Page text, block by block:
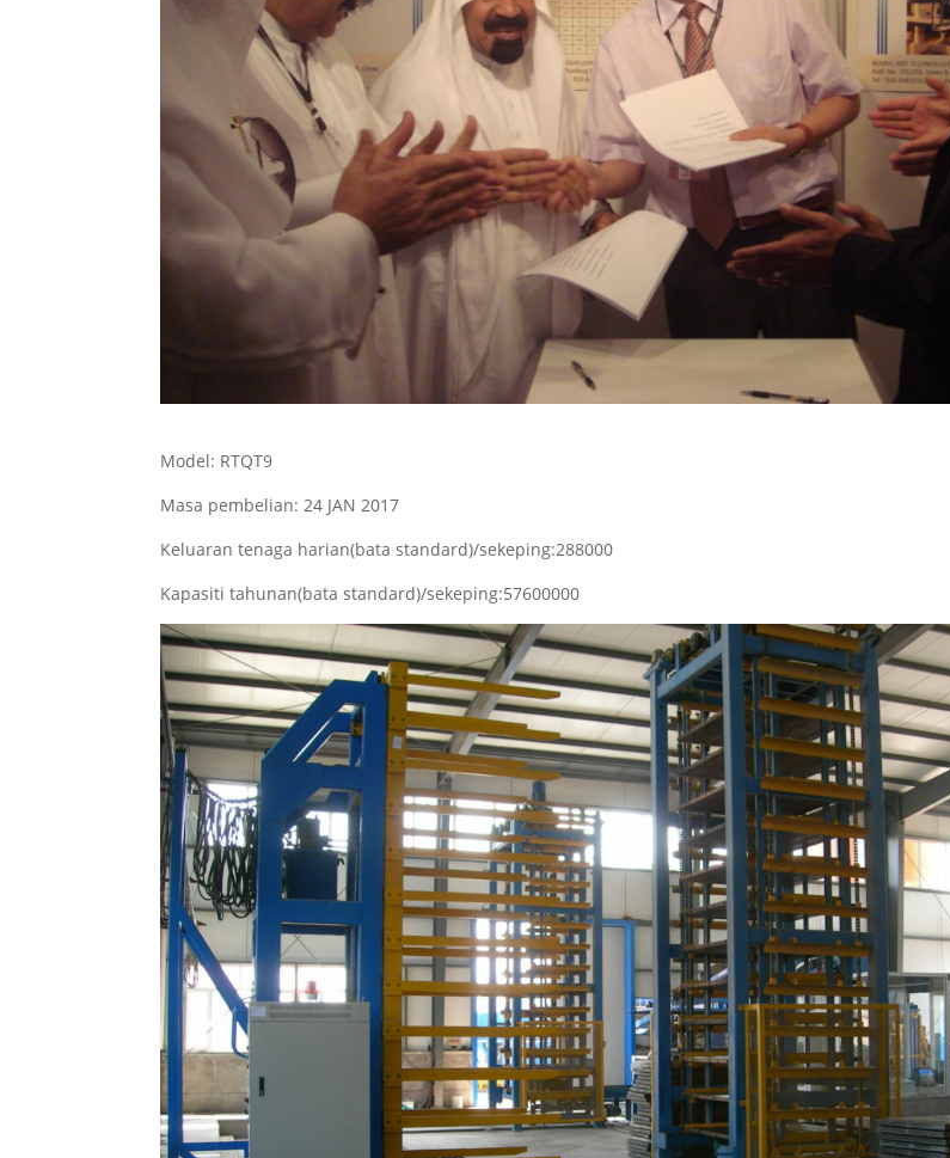
Model: RTQT9
Masa pembelian: 24 JAN 2017
Keluaran tenaga harian(bata standard)/sekeping:288000
Kapasiti tahunan(bata standard)/sekeping:57600000